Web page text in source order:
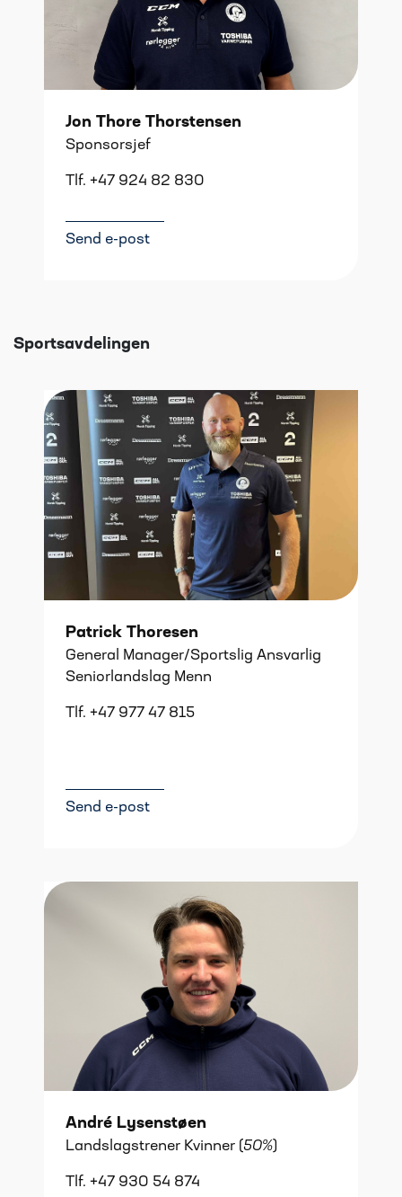
Jon Thore Thorstensen
Sponsorsjef
Tlf. +47 924 82 830
Send e-post
Sportsavdelingen
Patrick Thoresen
General Manager/Sportslig Ansvarlig
Seniorlandslag Menn
Tlf. +47 977 47 815
Send e-post
André Lysenstøen
Landslagstrener Kvinner (50%)
Tlf. +47 930 54 874